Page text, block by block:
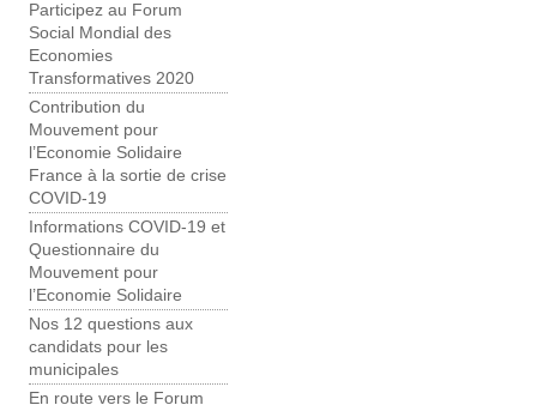
Participez au Forum
Social Mondial des
Economies
Transformatives 2020
Contribution du
Mouvement pour
l’Economie Solidaire
France à la sortie de crise
COVID-19
Informations COVID-19 et
Questionnaire du
Mouvement pour
l’Economie Solidaire
Nos 12 questions aux
candidats pour les
municipales
En route vers le Forum